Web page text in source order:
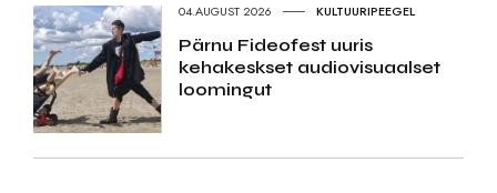
04.AUGUST 2026 KULTUURIPEEGEL
Pärnu Fideofest uuris
kehakeskset audiovisuaalset
loomingut